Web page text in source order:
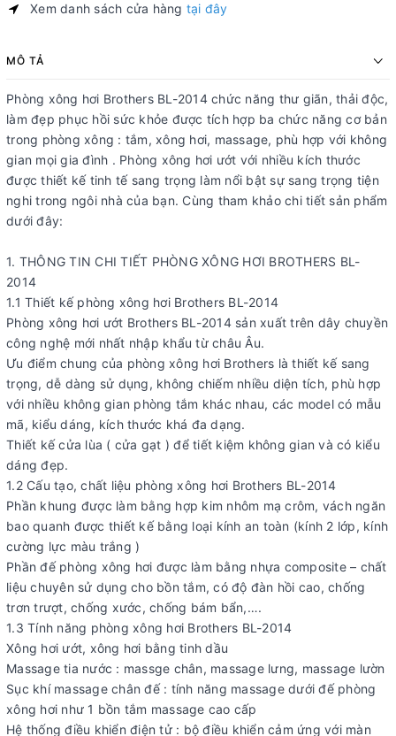
Xem danh sách cửa hàng tại đây
MÔ TẢ
Phòng xông hơi Brothers BL-2014 chức năng thư giãn, thải độc,
làm đẹp phục hồi sức khỏe được tích hợp ba chức năng cơ bản
trong phòng xông : tắm, xông hơi, massage, phù hợp với không
gian mọi gia đình . Phòng xông hơi ướt với nhiều kích thước
được thiết kế tinh tế sang trọng làm nổi bật sự sang trọng tiện
nghi trong ngôi nhà của bạn. Cùng tham khảo chi tiết sản phẩm
dưới đây:
1. THÔNG TIN CHI TIẾT PHÒNG XÔNG HƠI BROTHERS BL-
2014
1.1 Thiết kế phòng xông hơi Brothers BL-2014
Phòng xông hơi ướt Brothers BL-2014 sản xuất trên dây chuyền
công nghệ mới nhất nhập khẩu từ châu Âu.
Ưu điểm chung của phòng xông hơi Brothers là thiết kế sang
trọng, dễ dàng sử dụng, không chiếm nhiều diện tích, phù hợp
với nhiều không gian phòng tắm khác nhau, các model có mẫu
mã, kiểu dáng, kích thước khá đa dạng.
Thiết kế cửa lùa ( cửa gạt ) để tiết kiệm không gian và có kiểu
dáng đẹp.
1.2 Cấu tạo, chất liệu phòng xông hơi Brothers BL-2014
Phần khung được làm bằng hợp kim nhôm mạ crôm, vách ngăn
bao quanh được thiết kế bằng loại kính an toàn (kính 2 lớp, kính
cường lực màu trắng )
Phần đế phòng xông hơi được làm bằng nhựa composite – chất
liệu chuyên sử dụng cho bồn tắm, có độ đàn hồi cao, chống
trơn trượt, chống xước, chống bám bẩn,….
1.3 Tính năng phòng xông hơi Brothers BL-2014
Xông hơi ướt, xông hơi bằng tinh dầu
Massage tia nước : massge chân, massage lưng, massage lườn
Sục khí massage chân đế : tính năng massage dưới đế phòng
xông hơi như 1 bồn tắm massage cao cấp
Hệ thống điều khiển điện tử : bộ điều khiển cảm ứng với màn